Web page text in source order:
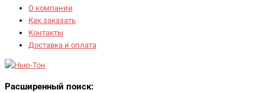
О компании
Как заказать
Контакты
Доставка и оплата
Расширенный поиск: